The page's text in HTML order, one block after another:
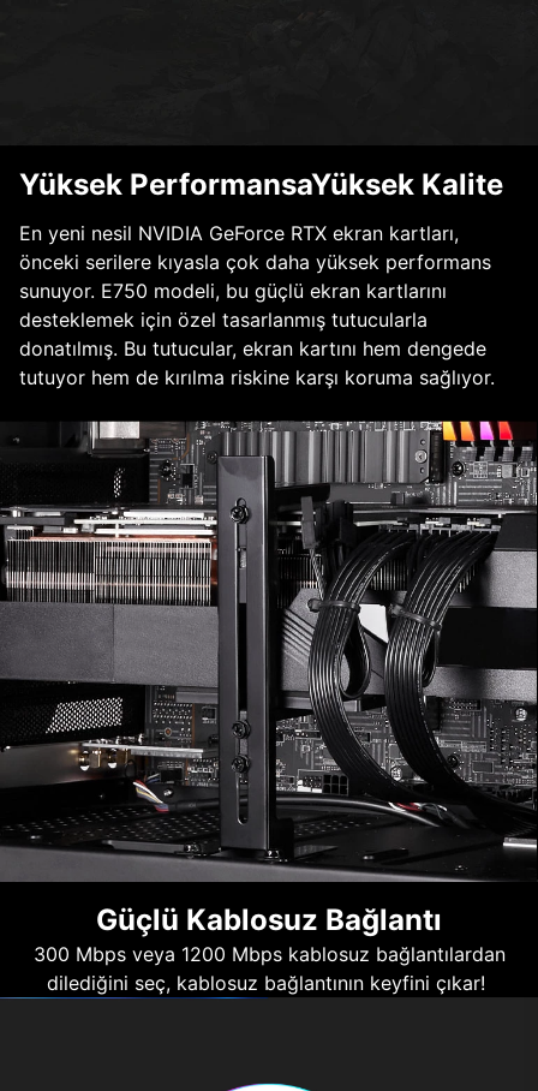
Yüksek PerformansaYüksek Kalite
En yeni nesil NVIDIA GeForce RTX ekran kartları,
önceki serilere kıyasla çok daha yüksek performans
sunuyor. E750 modeli, bu güçlü ekran kartlarını
desteklemek için özel tasarlanmış tutucularla
donatılmış. Bu tutucular, ekran kartını hem dengede
tutuyor hem de kırılma riskine karşı koruma sağlıyor.
Güçlü Kablosuz Bağlantı
300 Mbps veya 1200 Mbps kablosuz bağlantılardan
dilediğini seç, kablosuz bağlantının keyfini çıkar!